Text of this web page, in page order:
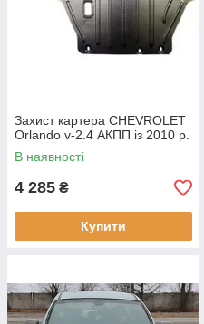
Захист картера CHEVROLET
Orlando v-2.4 АКПП із 2010 р.
В наявності
4 285 ₴
Купити